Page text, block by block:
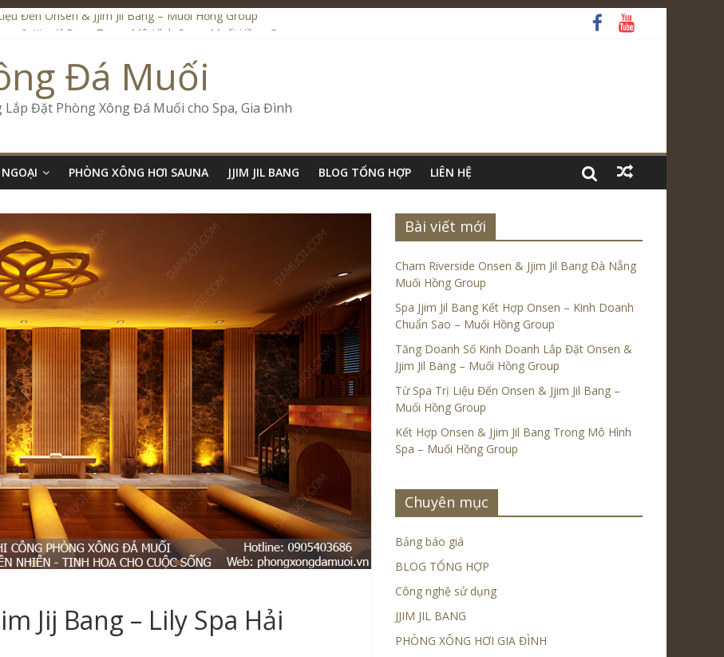
Đến Onsen & Jjim Jil Bang – Muối Hồng Group
Onsen & Jjim Jil Bang Đà Nẵng Muối Hồng Group
Kết Hợp Onsen – Kinh Doanh Chuẩn Sao – Muối Hồng Group
Số Kinh Doanh Lắp Đặt Onsen & Jjim Jil Bang – Muối Hồng Group
Đá Muối
Đặt Phòng Xông Đá Muối cho Spa, Gia Đình
PHÒNG XÔNG HƠI SAUNA JJIM JIL BANG BLOG TỔNG HỢP LIÊN HỆ
Jij Bang – Lily Spa Hải
Bài viết mới
Cham Riverside Onsen & Jjim Jil Bang Đà Nẵng
Muối Hồng Group
Spa Jjim Jil Bang Kết Hợp Onsen – Kinh Doanh
Chuẩn Sao – Muối Hồng Group
Tăng Doanh Số Kinh Doanh Lắp Đặt Onsen &
Jjim Jil Bang – Muối Hồng Group
Từ Spa Trị Liệu Đến Onsen & Jjim Jil Bang –
Muối Hồng Group
Kết Hợp Onsen & Jjim Jil Bang Trong Mô Hình
Spa – Muối Hồng Group
Chuyên mục
Bảng báo giá
BLOG TỔNG HỢP
Công nghệ sử dụng
JJIM JIL BANG
PHÒNG XÔNG HƠI GIA ĐÌNH